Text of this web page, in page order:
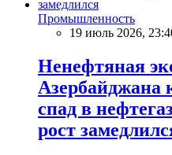
Промышленность
19 июль 2026,
Ненефтяная
Азербайджана
спад в
рост